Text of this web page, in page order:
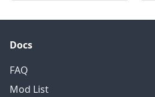
Docs
FAQ
Mod List